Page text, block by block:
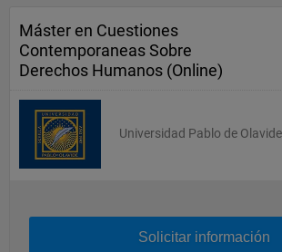
Máster en Cuestiones
Contemporaneas Sobre
Derechos Humanos (Online)
Universidad Pablo de Olavide
Solicitar información